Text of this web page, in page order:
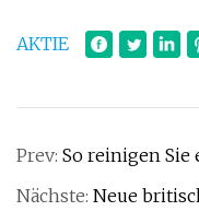
AKTIE
Prev: So reinigen Sie
Nächste: Neue